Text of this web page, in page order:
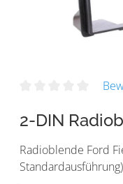
2-DIN
Radioblende Ford
Standardausführung)